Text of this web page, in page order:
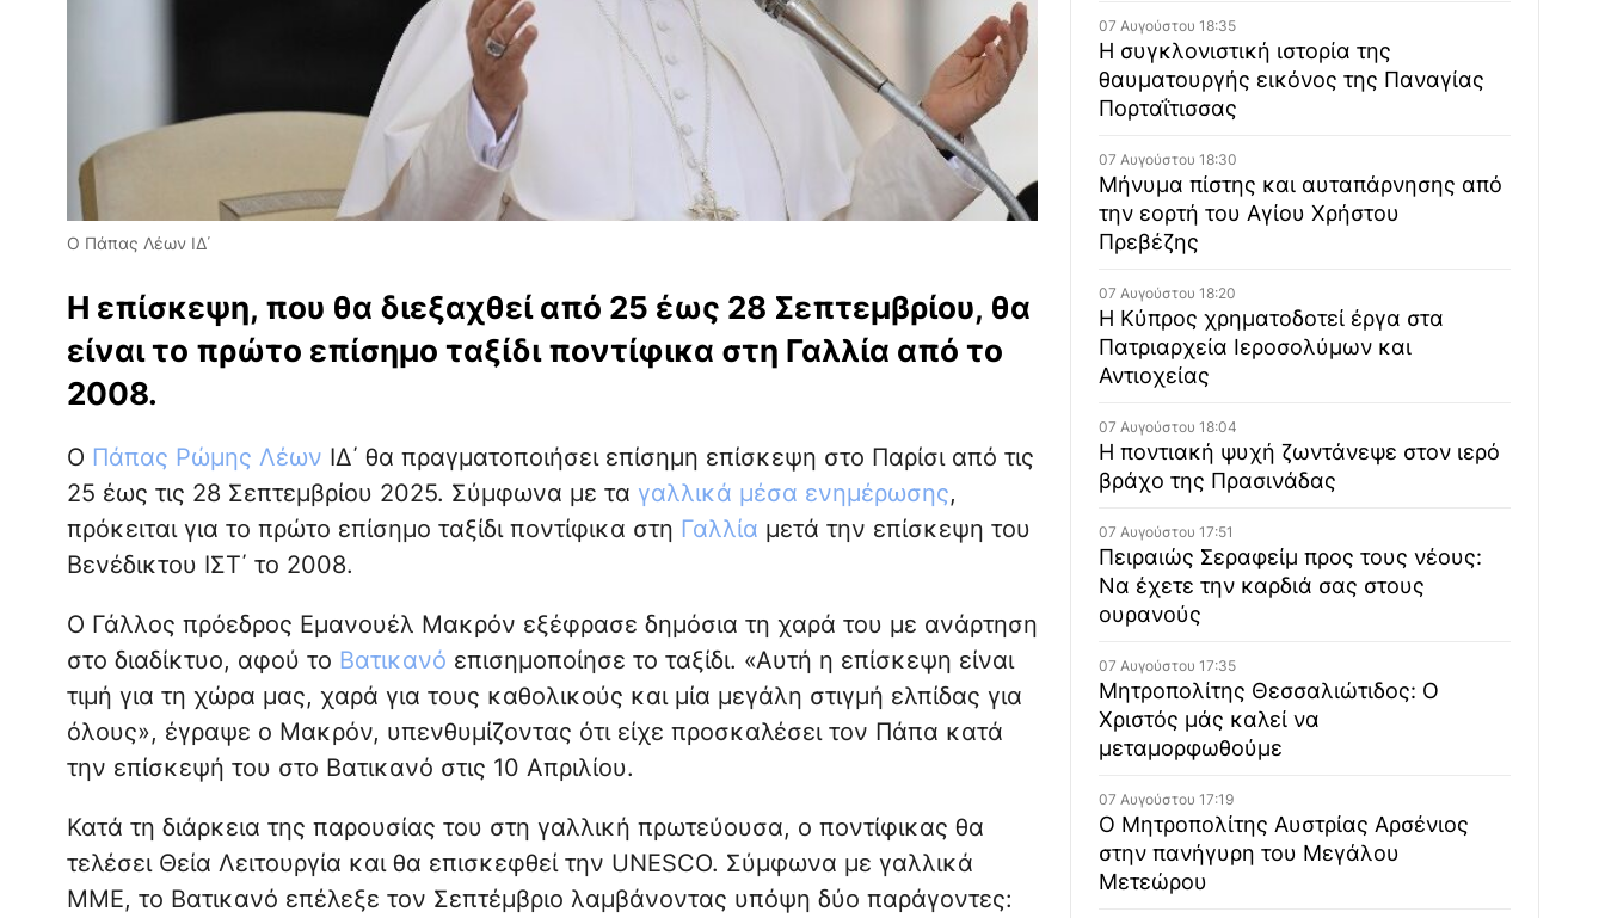
Ο Πάπας Λέων ΙΔ΄
Η επίσκεψη, που θα διεξαχθεί από 25 έως 28 Σεπτεμβρίου, θα
είναι το πρώτο επίσημο ταξίδι ποντίφικα στη Γαλλία από το
2008.
Ο Πάπας Ρώμης Λέων ΙΔ΄ θα πραγματοποιήσει επίσημη επίσκεψη στο Παρίσι από τις
25 έως τις 28 Σεπτεμβρίου 2025. Σύμφωνα με τα γαλλικά μέσα ενημέρωσης,
πρόκειται για το πρώτο επίσημο ταξίδι ποντίφικα στη Γαλλία μετά την επίσκεψη του
Βενέδικτου ΙΣΤ΄ το 2008.
Ο Γάλλος πρόεδρος Εμανουέλ Μακρόν εξέφρασε δημόσια τη χαρά του με ανάρτηση
στο διαδίκτυο, αφού το Βατικανό επισημοποίησε το ταξίδι. «Αυτή η επίσκεψη είναι
τιμή για τη χώρα μας, χαρά για τους καθολικούς και μία μεγάλη στιγμή ελπίδας για
όλους», έγραψε ο Μακρόν, υπενθυμίζοντας ότι είχε προσκαλέσει τον Πάπα κατά
την επίσκεψή του στο Βατικανό στις 10 Απριλίου.
Κατά τη διάρκεια της παρουσίας του στη γαλλική πρωτεύουσα, ο ποντίφικας θα
τελέσει Θεία Λειτουργία και θα επισκεφθεί την UNESCO. Σύμφωνα με γαλλικά
ΜΜΕ, το Βατικανό επέλεξε τον Σεπτέμβριο λαμβάνοντας υπόψη δύο παράγοντες:
07 Αυγούστου 18:35
Η συγκλονιστική ιστορία της
θαυματουργής εικόνος της Παναγίας
Πορταΐτισσας
07 Αυγούστου 18:30
Μήνυμα πίστης και αυταπάρνησης από
την εορτή του Αγίου Χρήστου
Πρεβέζης
07 Αυγούστου 18:20
Η Κύπρος χρηματοδοτεί έργα στα
Πατριαρχεία Ιεροσολύμων και
Αντιοχείας
07 Αυγούστου 18:04
Η ποντιακή ψυχή ζωντάνεψε στον ιερό
βράχο της Πρασινάδας
07 Αυγούστου 17:51
Πειραιώς Σεραφείμ προς τους νέους:
Να έχετε την καρδιά σας στους
ουρανούς
07 Αυγούστου 17:35
Μητροπολίτης Θεσσαλιώτιδος: Ο
Χριστός μάς καλεί να
μεταμορφωθούμε
07 Αυγούστου 17:19
Ο Μητροπολίτης Αυστρίας Αρσένιος
στην πανήγυρη του Μεγάλου
Μετεώρου